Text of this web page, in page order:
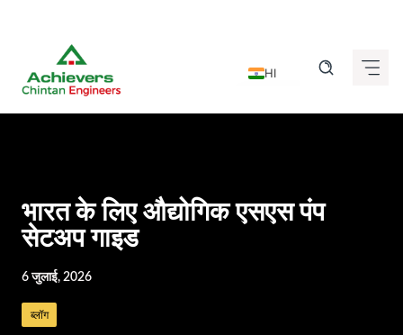
content
HI
भारत के लिए औद्योगिक एसएस पंप
सेटअप गाइड
6 जुलाई, 2026
ब्लॉग